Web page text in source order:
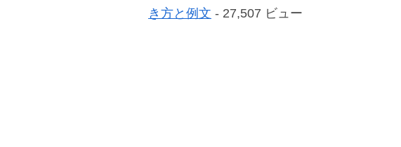
き方と例文 - 27,507 ビュー